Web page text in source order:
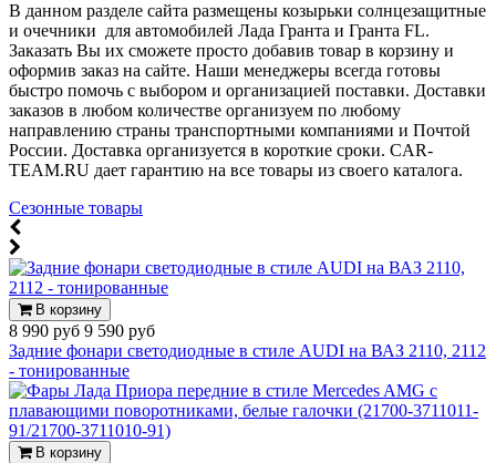
В данном разделе сайта размещены козырьки солнцезащитные
и очечники для автомобилей Лада Гранта и Гранта FL.
Заказать Вы их сможете просто добавив товар в корзину и
оформив заказ на сайте. Наши менеджеры всегда готовы
быстро помочь с выбором и организацией поставки. Доставки
заказов в любом количестве организуем по любому
направлению страны транспортными компаниями и Почтой
России. Доставка организуется в короткие сроки. CAR-
TEAM.RU дает гарантию на все товары из своего каталога.
Сезонные товары
В корзину
8 990 руб 9 590 руб
Задние фонари светодиодные в стиле AUDI на ВАЗ 2110, 2112
- тонированные
В корзину